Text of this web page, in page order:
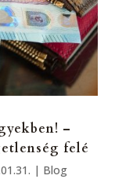
–
felé
| Blog